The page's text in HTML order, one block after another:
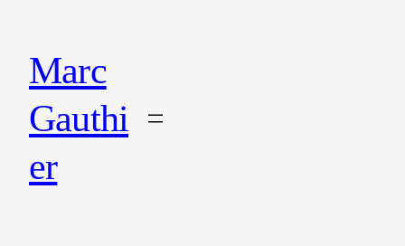
Marc
Gauthi
er